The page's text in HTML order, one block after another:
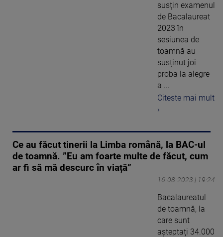
susțin examenul
de Bacalaureat
2023 în
sesiunea de
toamnă au
susținut joi
proba la alegre
a ...
Citeste mai mult
›
Ce au făcut tinerii la Limba română, la BAC-ul
de toamnă. ”Eu am foarte multe de făcut, cum
ar fi să mă descurc în viață”
16-08-2023 | 19:24
Bacalaureatul
de toamnă, la
care sunt
așteptați 34.000